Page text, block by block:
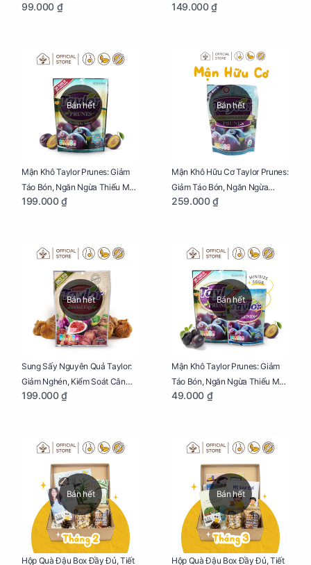
Đường, Dị Tật Thai Nhi Túi 25g
99.000 ₫
Giảm Mệt Mỏi Cho Mẹ Bầu Túi
149.000 ₫
Bán hết
Mận Khô Taylor Prunes: Giảm
Táo Bón, Ngăn Ngừa Thiếu Máu
Cho Mẹ Bầu Túi 250g
199.000 ₫
Bán hết
Mận Khô Hữu Cơ Taylor Prunes:
Giảm Táo Bón, Ngăn Ngừa
Thiếu Máu Cho Mẹ Bầu Túi
259.000 ₫
Bán hết
Sung Sấy Nguyên Quả Taylor:
Giảm Nghén, Kiểm Soát Cân
Nặng Cho Mẹ Bầu Túi 190g
199.000 ₫
Bán hết
Mận Khô Taylor Prunes: Giảm
Táo Bón, Ngăn Ngừa Thiếu Máu
Cho Mẹ Bầu Túi 50g
49.000 ₫
Bán hết
Hộp Quà Đậu Box Đầy Đủ, Tiết
Bán hết
Hộp Quà Đậu Box Đầy Đủ, Tiết